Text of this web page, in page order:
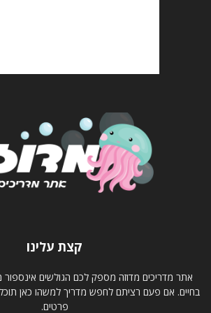
קצת עלינו
אתר מדריכים מדוזה מספק לכם הגולשים אינספור
בחיים. אם פעם רציתם לחפש מדריך למשהו כאן
פרטים.